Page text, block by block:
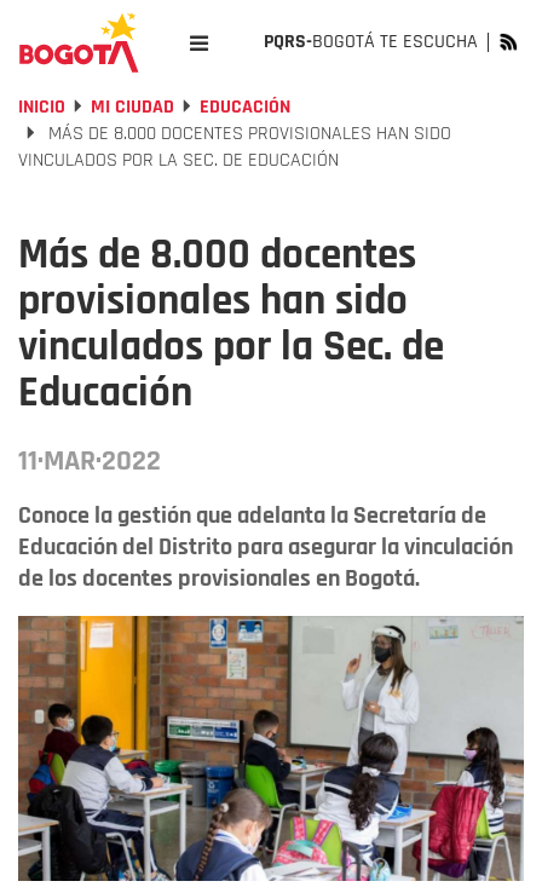
PQRS-BOGOTÁ TE ESCUCHA
INICIO MI CIUDAD
EDUCACIÓN
MÁS DE 8.000 DOCENTES PROVISIONALES HAN SIDO
VINCULADOS POR LA SEC. DE EDUCACIÓN
Más de 8.000 docentes
provisionales han sido
vinculados por la Sec. de
Educación
11·MAR·2022
Conoce la gestión que adelanta la Secretaría de
Educación del Distrito para asegurar la vinculación
de los docentes provisionales en Bogotá.